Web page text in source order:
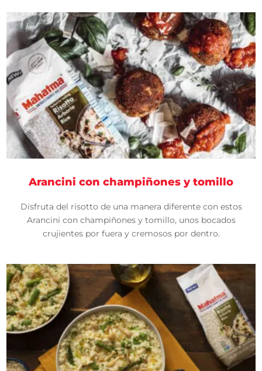
Arancini con champiñones y tomillo
Disfruta del risotto de una manera diferente con estos
Arancini con champiñones y tomillo, unos bocados
crujientes por fuera y cremosos por dentro.